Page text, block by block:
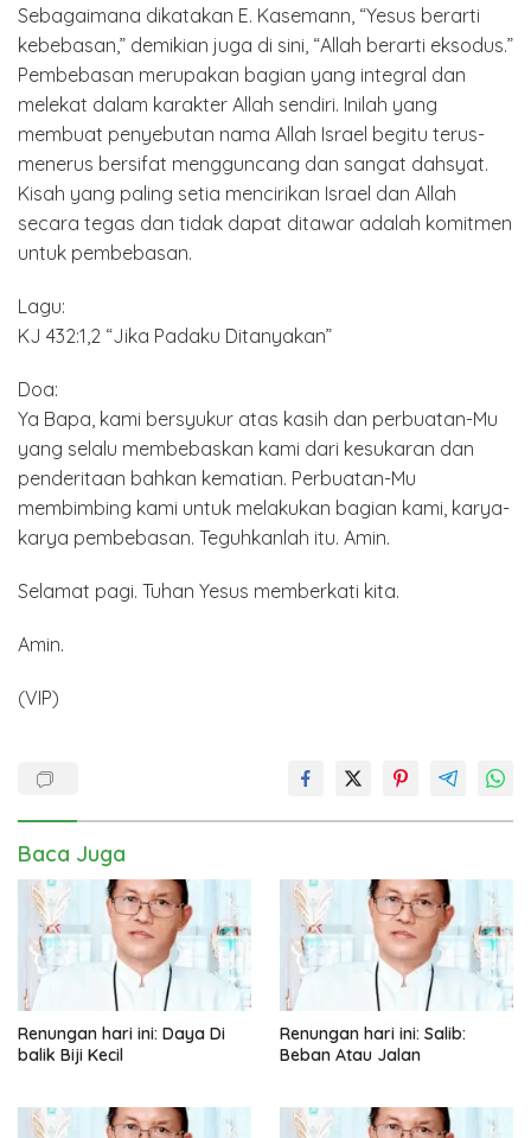
Sebagaimana dikatakan E. Kasemann, “Yesus berarti
kebebasan,” demikian juga di sini, “Allah berarti eksodus.”
Pembebasan merupakan bagian yang integral dan
melekat dalam karakter Allah sendiri. Inilah yang
membuat penyebutan nama Allah Israel begitu terus-
menerus bersifat mengguncang dan sangat dahsyat.
Kisah yang paling setia mencirikan Israel dan Allah
secara tegas dan tidak dapat ditawar adalah komitmen
untuk pembebasan.
Lagu:
KJ 432:1,2 “Jika Padaku Ditanyakan”
Doa:
Ya Bapa, kami bersyukur atas kasih dan perbuatan-Mu
yang selalu membebaskan kami dari kesukaran dan
penderitaan bahkan kematian. Perbuatan-Mu
membimbing kami untuk melakukan bagian kami, karya-
karya pembebasan. Teguhkanlah itu. Amin.
Selamat pagi. Tuhan Yesus memberkati kita.
Amin.
(VIP)
Baca Juga
Renungan hari ini: Daya Di
balik Biji Kecil
Renungan hari ini: Salib:
Beban Atau Jalan